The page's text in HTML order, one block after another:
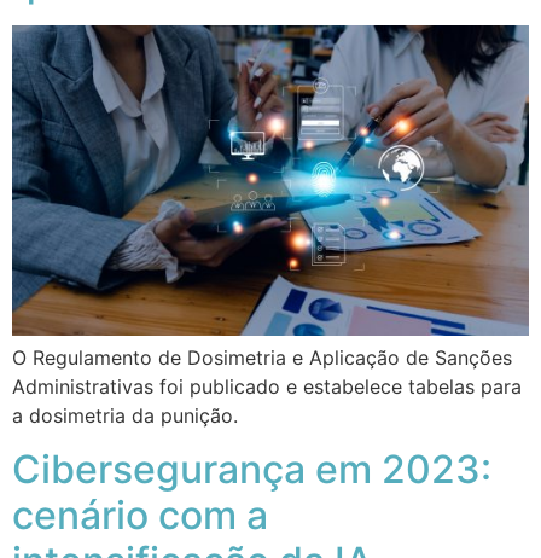
O Regulamento de Dosimetria e Aplicação de Sanções
Administrativas foi publicado e estabelece tabelas para
a dosimetria da punição.
Cibersegurança em 2023:
cenário com a